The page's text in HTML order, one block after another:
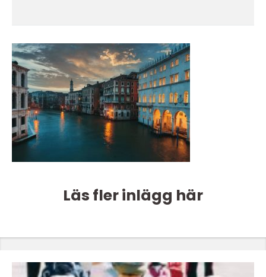
Läs fler inlägg här